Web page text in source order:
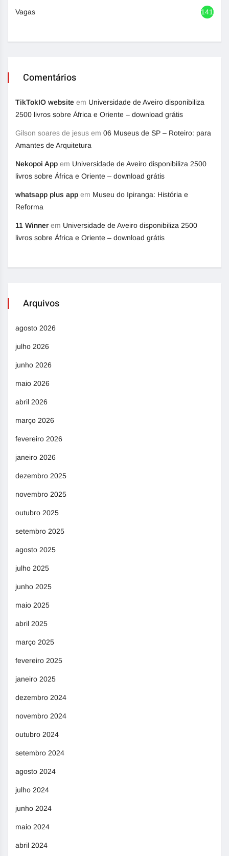
Vagas 1416
Comentários
TikTokIO website em Universidade de Aveiro disponibiliza
2500 livros sobre África e Oriente – download grátis
Gilson soares de jesus em 06 Museus de SP – Roteiro: para
Amantes de Arquitetura
Nekopoi App em Universidade de Aveiro disponibiliza 2500
livros sobre África e Oriente – download grátis
whatsapp plus app em Museu do Ipiranga: História e
Reforma
11 Winner em Universidade de Aveiro disponibiliza 2500
livros sobre África e Oriente – download grátis
Arquivos
agosto 2026
julho 2026
junho 2026
maio 2026
abril 2026
março 2026
fevereiro 2026
janeiro 2026
dezembro 2025
novembro 2025
outubro 2025
setembro 2025
agosto 2025
julho 2025
junho 2025
maio 2025
abril 2025
março 2025
fevereiro 2025
janeiro 2025
dezembro 2024
novembro 2024
outubro 2024
setembro 2024
agosto 2024
julho 2024
junho 2024
maio 2024
abril 2024